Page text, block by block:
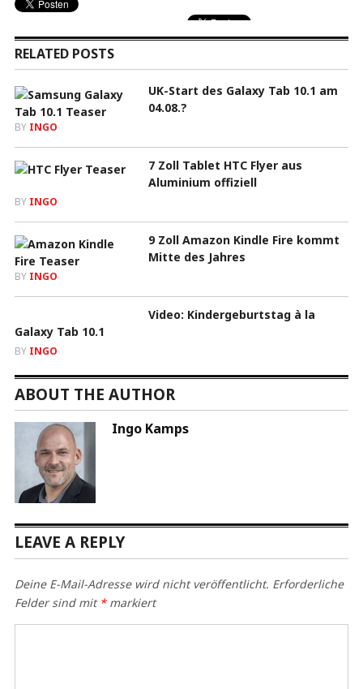
RELATED POSTS
UK-Start des Galaxy Tab 10.1 am
04.08.?
BY INGO
7 Zoll Tablet HTC Flyer aus
Aluminium offiziell
BY INGO
9 Zoll Amazon Kindle Fire kommt
Mitte des Jahres
BY INGO
Video: Kindergeburtstag à la
Galaxy Tab 10.1
BY INGO
ABOUT THE AUTHOR
Ingo Kamps
LEAVE A REPLY
Deine E-Mail-Adresse wird nicht veröffentlicht. Erforderliche
Felder sind mit *markiert